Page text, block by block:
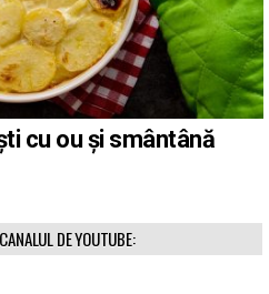
cu ou și smântână
DE YOUTUBE: